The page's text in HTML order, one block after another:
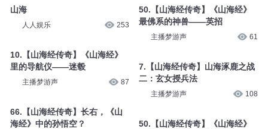
山海
人人娱乐 253
10.【山海经传奇】《山海经》
里的导航仪——迷毂
主播梦游声 87
66.【山海经传奇】长右，《山
海经》中的孙悟空？
50.【山海经传奇】《山海经》
最佛系的神兽——英招
主播梦游声 61
7.【山海经传奇】山海涿鹿之战
二：玄女授兵法
主播梦游声 108
50.【山海经传奇】《山海经》